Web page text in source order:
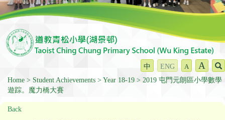
中 ENG A A
Home Student Achievements Year 18-19
2019 屯門元朗區小學數學
遊踪。魔力橋大賽
Back